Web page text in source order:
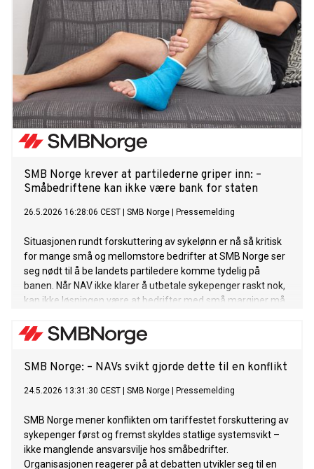
SMB Norge krever at partilederne griper inn: –
Småbedriftene kan ikke være bank for staten
26.5.2026 16:28:06 CEST SMB Norge Pressemelding
Situasjonen rundt forskuttering av sykelønn er nå så kritisk
for mange små og mellomstore bedrifter at SMB Norge ser
seg nødt til å be landets partiledere komme tydelig på
banen. Når NAV ikke klarer å utbetale sykepenger raskt nok,
kan ikke løsningen være at bedrifter med små marginer må
SMB Norge: – NAVs svikt gjorde dette til en konflikt
24.5.2026 13:31:30 CEST SMB Norge Pressemelding
SMB Norge mener konflikten om tariffestet forskuttering av
sykepenger først og fremst skyldes statlige systemsvikt –
ikke manglende ansvarsvilje hos småbedrifter.
Organisasjonen reagerer på at debatten utvikler seg til en